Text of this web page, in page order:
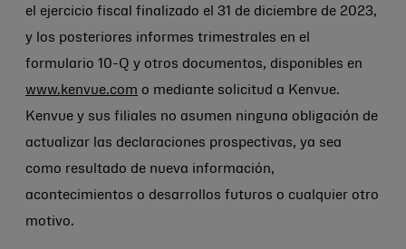
el ejercicio fiscal finalizado el 31 de diciembre de 2023,
y los posteriores informes trimestrales en el
formulario 10-Q y otros documentos, disponibles en
www.kenvue.com o mediante solicitud a Kenvue.
Kenvue y sus filiales no asumen ninguna obligación de
actualizar las declaraciones prospectivas, ya sea
como resultado de nueva información,
acontecimientos o desarrollos futuros o cualquier otro
motivo.